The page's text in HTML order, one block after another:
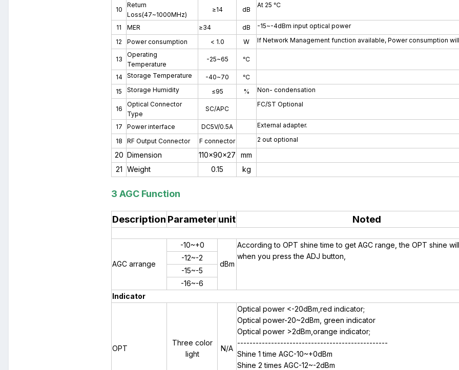
10
Return
Loss(47~1000MHz)
≥14 dB
At 25 ℃
11 MER ≥34 dB -15~-4dBm input optical power
12 Power consumption < 1.0 W If Network Management function available, Power consumption
13
Operating
Temperature
-25~65 ℃
14 Storage Temperature -40~70
℃
15
Storage Humidity ≤95 % Non- condensation
16
Optical Connector
Type
SC/APC
FC/ST Optional
17 Power interface DC5V/0.5A External adapter.
18 RF Output Connector F connector 2 out optional
20 Dimension 110×90×27
mm
21 Weight 0.15 kg
3 AGC Function
Description Parameter unit Noted
AGC arrange
-10~+0
dBm
According to OPT shine time to get AGC range, the OPT shine
when you press the ADJ button,
-12~-2
-15~-5
-16~-6
Indicator
OPT
Three color
light
N/A
Optical power <-20dBm,red indicator;
Optical power-20~2dBm, green indicator
Optical power >2dBm,orange indicator;
-------------------------------------------------
Shine 1 time AGC-10~+0dBm
Shine 2 times AGC-12~-2dBm